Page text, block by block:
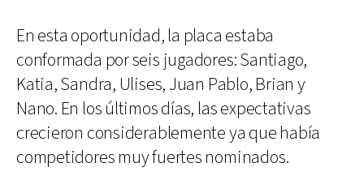
En esta oportunidad, la placa estaba
conformada por seis jugadores: Santiago,
Katia, Sandra, Ulises, Juan Pablo, Brian y
Nano. En los últimos días, las expectativas
crecieron considerablemente ya que había
competidores muy fuertes nominados.